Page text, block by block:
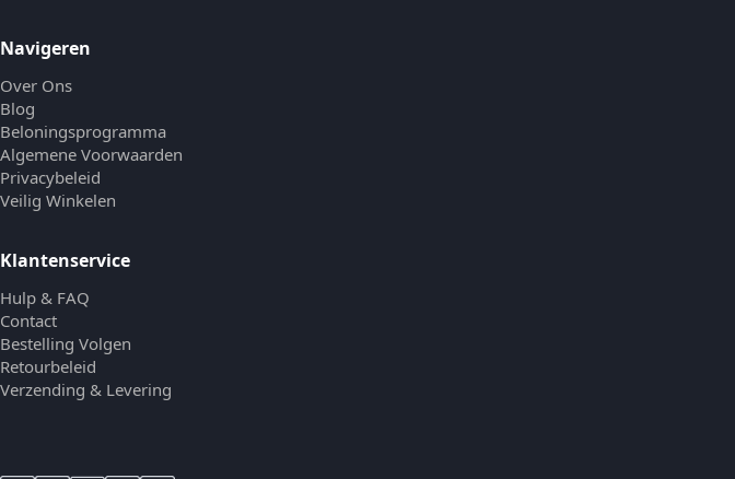
Navigeren
Over Ons
Blog
Beloningsprogramma
Algemene Voorwaarden
Privacybeleid
Veilig Winkelen
Klantenservice
Hulp & FAQ
Contact
Bestelling Volgen
Retourbeleid
Verzending & Levering